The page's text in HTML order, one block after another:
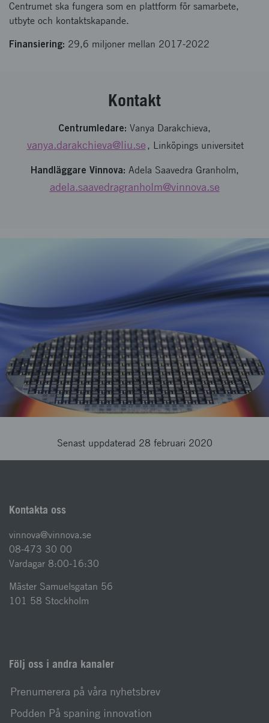
Centrumet ska fungera som en plattform för samarbete,
utbyte och kontaktskapande.
Finansiering: 29,6 miljoner mellan 2017-2022
Kontakt
Centrumledare: Vanya Darakchieva,
vanya.darakchieva@liu.se , Linköpings universitet
Handläggare Vinnova: Adela Saavedra Granholm,
adela.saavedragranholm@vinnova.se
Senast uppdaterad 28 februari 2020
Kontakta oss
vinnova@vinnova.se
08-473 30 00
Vardagar 8:00-16:30
Mäster Samuelsgatan 56
101 58 Stockholm
Följ oss i andra kanaler
Prenumerera på våra nyhetsbrev
Podden På spaning innovation